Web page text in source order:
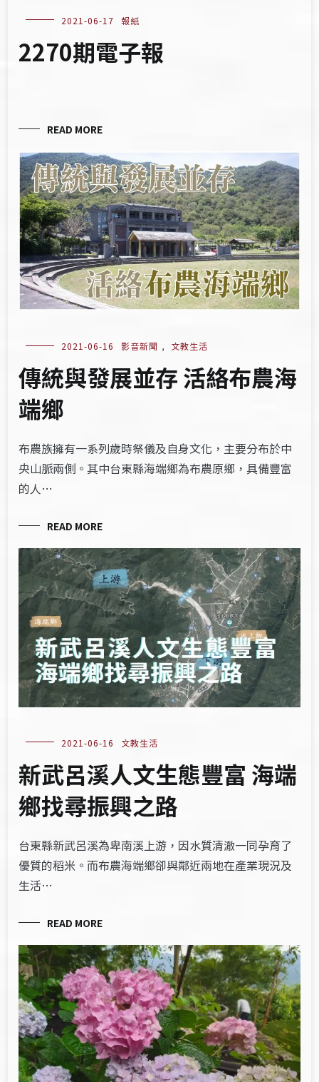
2021-06-17 報紙
2270期電子報
READ MORE
2021-06-16 影音新聞 , 文教生活
傳統與發展並存 活絡布農海
端鄉
布農族擁有一系列歲時祭儀及自身文化，主要分布於中
央山脈兩側。其中台東縣海端鄉為布農原鄉，具備豐富
的人…
READ MORE
2021-06-16 文教生活
新武呂溪人文生態豐富 海端
鄉找尋振興之路
台東縣新武呂溪為卑南溪上游，因水質清澈一同孕育了
優質的稻米。而布農海端鄉卻與鄰近兩地在產業現況及
生活…
READ MORE